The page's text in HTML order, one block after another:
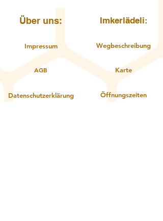
Über uns: Imkerlädeli:
Impressum
AGB
Datenschutzerklärung
Wegbeschreibung
Karte
Öffnungszeiten